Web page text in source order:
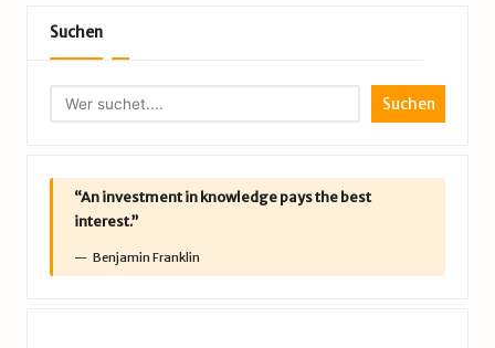
Suchen
Suchen
“An investment in knowledge pays the best
interest.”
Benjamin Franklin